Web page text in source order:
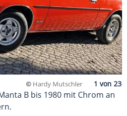
© Hardy Mutschler
B bis 1980 mit Chrom an